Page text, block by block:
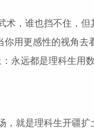
术，谁也挡不住，但
你用更感性的视角去
永远都是理科生用
，就是理科生开疆扩